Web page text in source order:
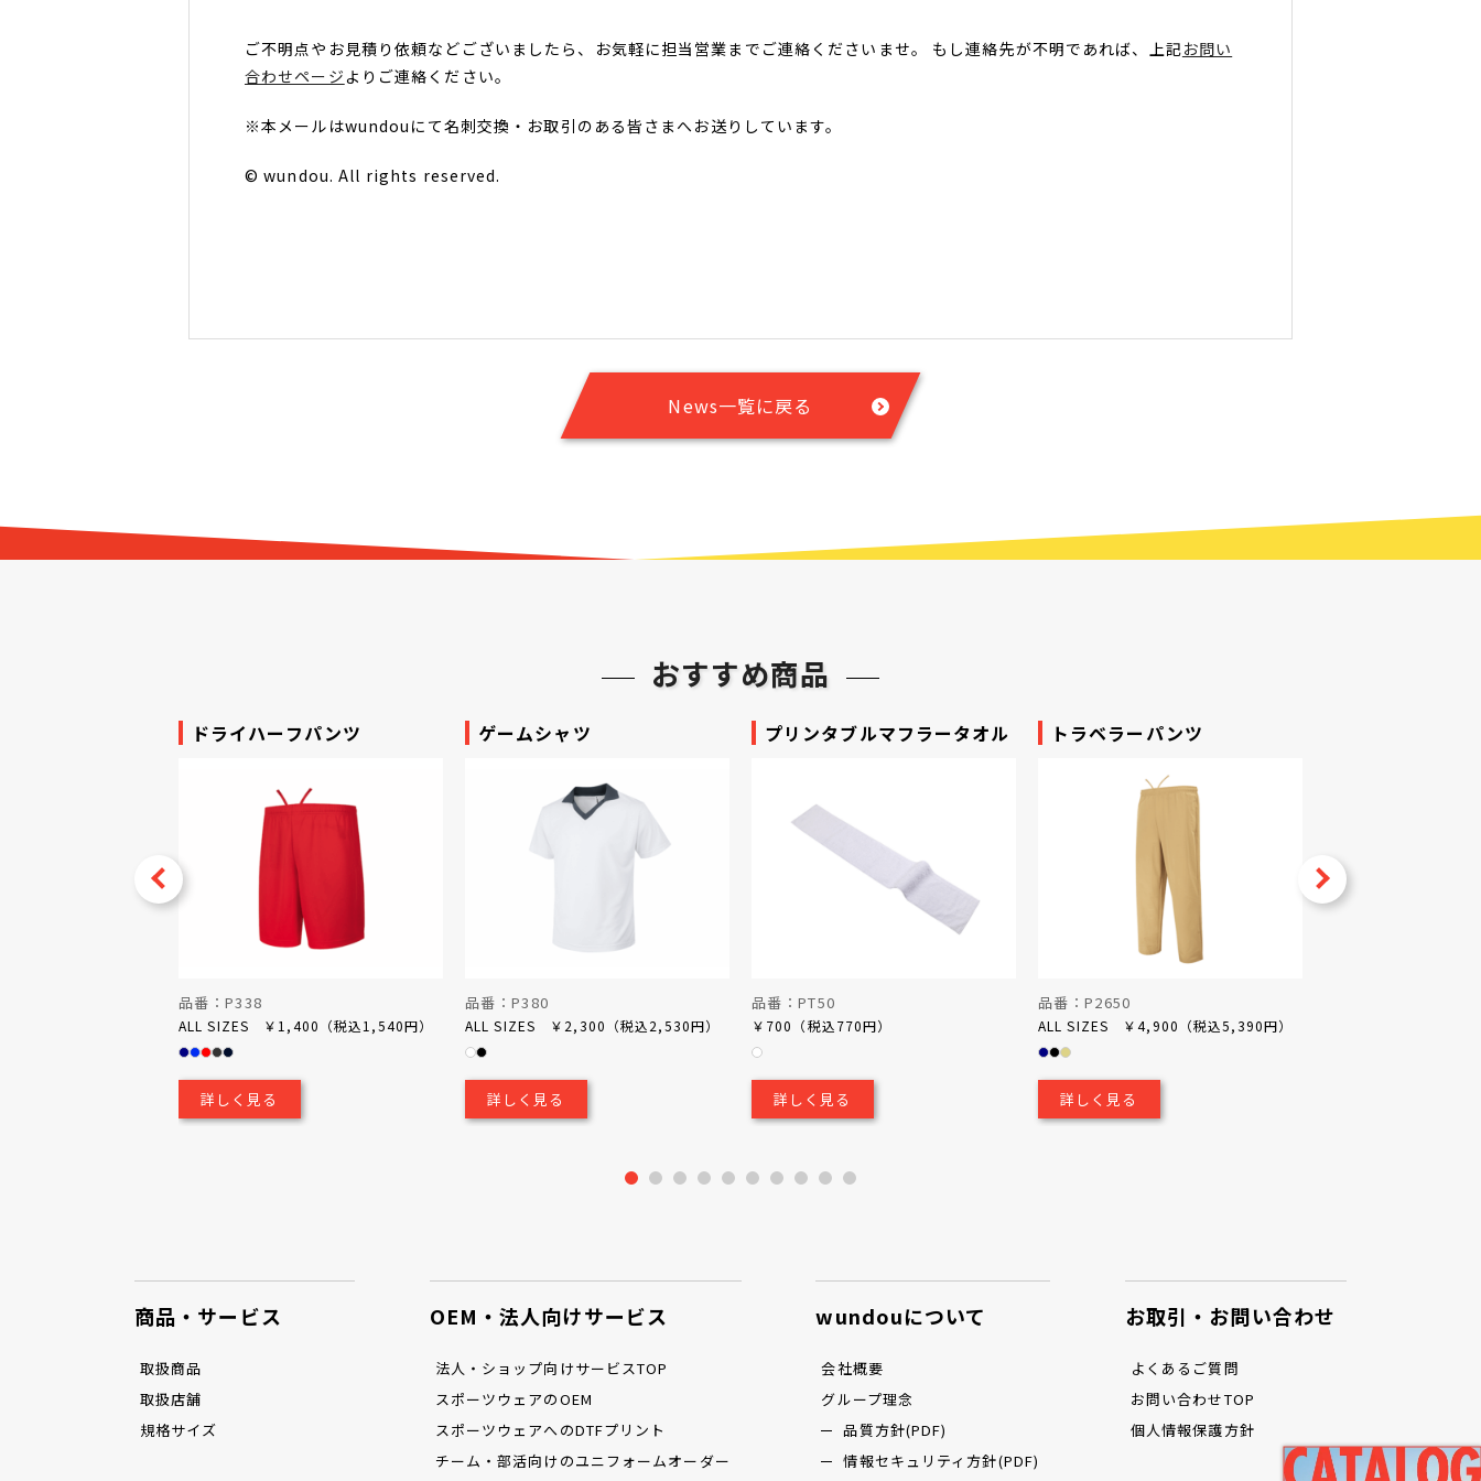
ご不明点やお見積り依頼などございましたら、お気軽に担当営業までご連絡くださいませ。 もし連絡先が不明であれば、上記お問い
合わせページ よりご連絡ください。
※本メールはwundouにて名刺交換・お取引のある皆さまへお送りしています。
© wundou. All rights reserved.
News一覧に戻る
おすすめ商品
ドライハーフパンツ
品番：P338
ALL SIZES ￥1,400（税込1,540円）
詳しく見る
ゲームシャツ
品番：P380
ALL SIZES ￥2,300（税込2,530円）
詳しく見る
プリンタブルマフラータオル
品番：PT50
￥700（税込770円）
詳しく見る
トラベラーパンツ
品番：P2650
ALL SIZES ￥4,900（税込5,390円）
詳しく見る
3 4 5 6 7 8 9 10
商品・サービス
取扱商品
取扱店舗
規格サイズ
OEM・法人向けサービス
法人・ショップ向けサービスTOP
スポーツウェアのOEM
スポーツウェアへのDTFプリント
チーム・部活向けのユニフォームオーダー
wundouについて
会社概要
グループ理念
品質方針(PDF)
情報セキュリティ方針(PDF)
お取引・お問い合わせ
よくあるご質問
お問い合わせTOP
個人情報保護方針